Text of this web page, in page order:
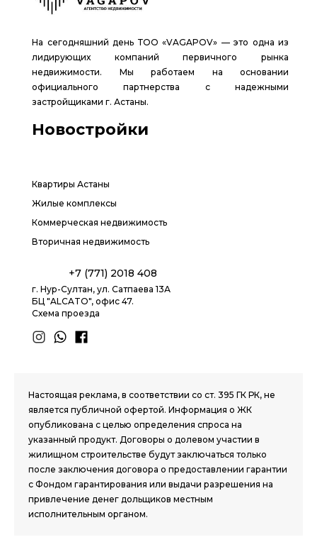
На сегодняшний день ТОО «VAGAPOV» — это одна из
лидирующих компаний первичного рынка
недвижимости. Мы работаем на основании
официального партнерства с надежными
застройщиками г. Астаны.
Новостройки
Квартиры Астаны
Жилые комплексы
Коммерческая недвижимость
Вторичная недвижимость
+7 (771) 2018 408
г. Нур-Султан, ул. Сатпаева 13А
БЦ "ALCATO", офис 47.
Схема проезда
Настоящая реклама, в соответствии со ст. 395 ГК РК, не
является публичной офертой. Информация о ЖК
опубликована с целью определения спроса на
указанный продукт. Договоры о долевом участии в
жилищном строительстве будут заключаться только
после заключения договора о предоставлении гарантии
с Фондом гарантирования или выдачи разрешения на
привлечение денег дольщиков местным
исполнительным органом.